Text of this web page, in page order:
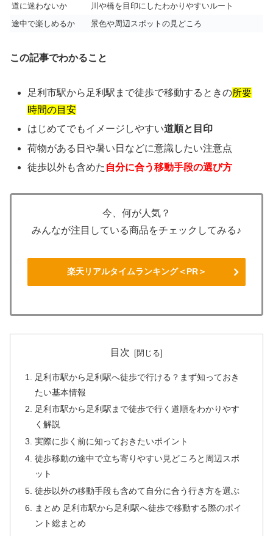
道に迷わないか
川や橋を目印にしたわかりやすいルート
途中で楽しめるか
景色や周辺スポットの見どころ
この記事でわかること
足利市駅から足利駅まで徒歩で移動するときの所要
時間の目安
はじめてでもイメージしやすい道順と目印
荷物がある日や暑い日などに意識したい注意点
徒歩以外も含めた 自分に合う移動手段の選び方
今、何が人気？
みんなが注目している商品をチェックしてみる♪
楽天リアルタイムランキング＜PR＞
目次
足利市駅から足利駅へ徒歩で行ける？まず知っておき
たい基本情報
足利市駅から足利駅まで徒歩で行く道順をわかりやす
く解説
実際に歩く前に知っておきたいポイント
徒歩移動の途中で立ち寄りやすい見どころと周辺スポ
ット
徒歩以外の移動手段も含めて自分に合う行き方を選ぶ
まとめ 足利市駅から足利駅へ徒歩で移動する際のポイ
ント総まとめ